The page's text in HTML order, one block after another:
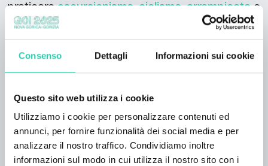
Consenso Dettagli Informazioni sui cookie
Questo sito web utilizza i cookie
Utilizziamo i cookie per personalizzare contenuti ed
annunci, per fornire funzionalità dei social media e per
analizzare il nostro traffico. Condividiamo inoltre
informazioni sul modo in cui utilizza il nostro sito con i
praticareescursionismo,ciclismo,arrampicatae
parapendio
Se volete combinare il soggiorno con una cena
valle oppure con una degustazione dei vini
locali, vi invitiamo a scendere le scale e visitare il
ristorante Faladur.